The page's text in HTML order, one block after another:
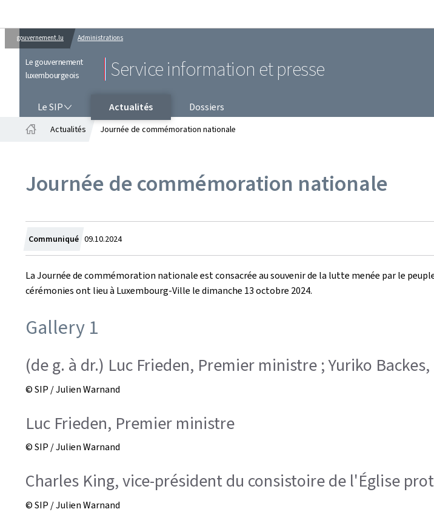
gouvernement.lu Administrations
Le gouvernement
luxembourgeois
Service information et presse
Le SIP Actualités
Dossiers
Actualités Journée de commémoration nationale
Journée de commémoration nationale
Communiqué Crée
le
09.10.2024
La Journée de commémoration nationale est consacrée au souvenir de la lutte menée par le
cérémonies ont lieu à Luxembourg-Ville le dimanche 13 octobre 2024.
Gallery 1
(de g. à dr.) Luc Frieden, Premier ministre ; Yuriko
© SIP / Julien Warnand
Luc Frieden, Premier ministre
© SIP / Julien Warnand
Charles King, vice-président du consistoire de l'Église
© SIP / Julien Warnand